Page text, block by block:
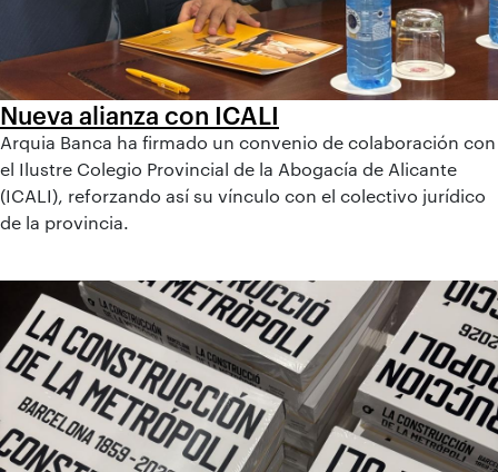
Nueva alianza con ICALI
Arquia Banca ha firmado un convenio de colaboración con
el Ilustre Colegio Provincial de la Abogacía de Alicante
(ICALI), reforzando así su vínculo con el colectivo jurídico
de la provincia.